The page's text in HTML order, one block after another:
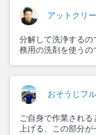
アットクリ
分解して洗浄する
務用の洗剤を使うの
おそうじフ
ご自身で作業され
上げる、この部分が